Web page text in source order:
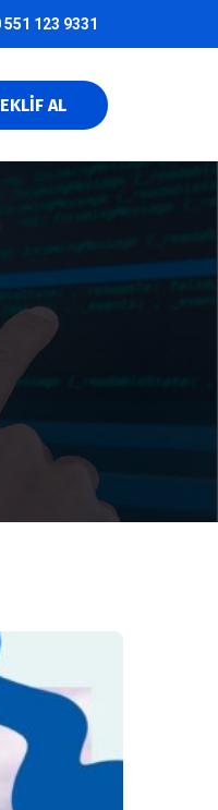
551 123 9331
AL